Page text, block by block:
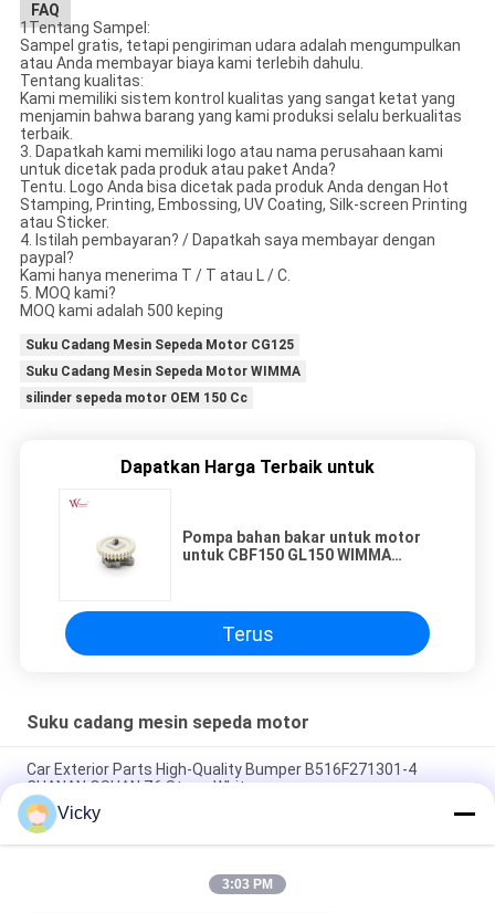
FAQ
1Tentang Sampel:
Sampel gratis, tetapi pengiriman udara adalah mengumpulkan
atau Anda membayar biaya kami terlebih dahulu.
Tentang kualitas:
Kami memiliki sistem kontrol kualitas yang sangat ketat yang
menjamin bahwa barang yang kami produksi selalu berkualitas
terbaik.
3. Dapatkah kami memiliki logo atau nama perusahaan kami
untuk dicetak pada produk atau paket Anda?
Tentu. Logo Anda bisa dicetak pada produk Anda dengan Hot
Stamping, Printing, Embossing, UV Coating, Silk-screen Printing
atau Sticker.
4. Istilah pembayaran? / Dapatkah saya membayar dengan
paypal?
Kami hanya menerima T / T atau L / C.
5. MOQ kami?
MOQ kami adalah 500 keping
Suku Cadang Mesin Sepeda Motor CG125
Suku Cadang Mesin Sepeda Motor WIMMA
silinder sepeda motor OEM 150 Cc
Dapatkan Harga Terbaik untuk
Pompa bahan bakar untuk motor
untuk CBF150 GL150 WIMMA
Terus
Suku cadang mesin sepeda motor
Car Exterior Parts High-Quality Bumper B516F271301-4
CHANAN OSHAN​ Z6 Starry White
Motor starter Honda EX5 Mesin Sepeda Motor suku cadang
Grosir Murah Dengan Kinerja Tinggi
Sepeda motor busi untuk CPR8EAIX-9 China Pemasok Sistem
Vicky
3:03 PM